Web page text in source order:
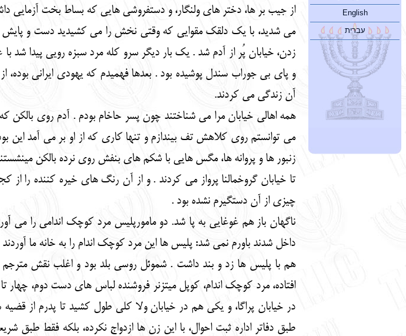
English
עברית
از جیب بر ها، دختر های ولنگار، و دستفروشی هایی که بساط بخت آزمایی
می شدید، با یک دلقک مقوایی که وقتی نخش را می کشیدید دست و
زدن، خیابان پُر از آدم شد . یک بار دیگر سرو کله مرد سبزه رویی پیدا شد
و پای بی جوراب سندل پوشیده بود . بعدها فهمیدم که یهودی ایرانی
آن زندگی می کردند.
همه اهالی خیابان مرا می شناختند چون پسر حاخام بودم . آدم روی
می توانستم روی کلاهش تف بیندازم و تنها کاری که از او بر می آمد این
زنبور ها و پروانه ها، مگس هایی با شکم های بنفش روی نرده بالکن
تا خیابان گروخمالنا پرواز می کردند . و از آن رنگ های خیره کننده را از
چیزی از آن دستگیرم نشده بود .
ناگهان باز هم غوغایی به پا شد. دو مامورپلیس مرد کوچک اندامی را می
داخل شدند باورم نمی شد: پلیس ها این مرد کوچک اندام را به خانه ما
هم با پلیس ها زد و بند داشت . شموئل روسی بلد بود و اغلب نقش مترجم
افتاده، مرد کوچک اندام، کوپل میتزنر فروشنده لباس های دست دوم،
در خیابان پراگا، و یکی هم در خیابان ولا کلی طول کشید تا پدرم از
طبق دفاتر اداره ثبت احوال، با این زن ها ازدواج نکرده، بلکه فقط